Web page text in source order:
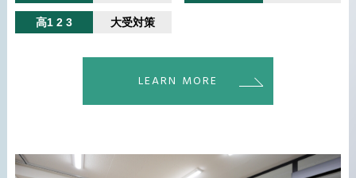
高1 2 3 大受対策
LEARN MORE